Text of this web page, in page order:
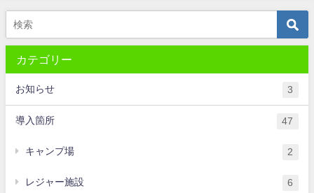
カテゴリー
お知らせ 3
導入箇所 47
キャンプ場 2
レジャー施設 6